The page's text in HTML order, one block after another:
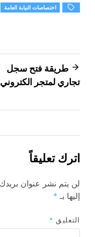
اختصاصات النيابة العامة
تصفّح
المقالات
طريقة فتح سجل
تجاري لمتجر الكتروني
اترك تعليقاً
لن يتم نشر عنوان بريدك
إليها بـ *
التعليق *